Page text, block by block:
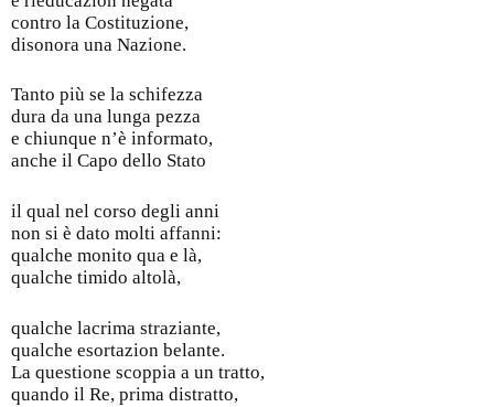
contro la Costituzione,
disonora una Nazione.
Tanto più se la schifezza
dura da una lunga pezza
e chiunque n’è informato,
anche il Capo dello Stato
il qual nel corso degli anni
non si è dato molti affanni:
qualche monito qua e là,
qualche timido altolà,
qualche lacrima straziante,
qualche esortazion belante.
La questione scoppia a un tratto,
quando il Re, prima distratto,